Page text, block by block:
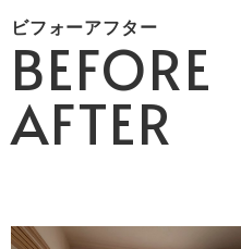
ビフォーアフター
BEFORE
AFTER